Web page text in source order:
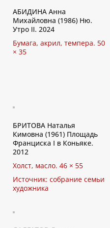
АБИДИНА Анна
Михайловна (1986) Ню.
Утро II. 2024
Бумага, акрил, темпера. 50
× 35
БРИТОВА Наталья
Кимовна (1961) Площадь
Франциска I в Коньяке.
2012
Холст, масло. 46 × 55
Источник: собрание семьи
художника